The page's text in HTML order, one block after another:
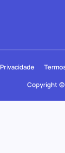
Copyright ©
Privacidade